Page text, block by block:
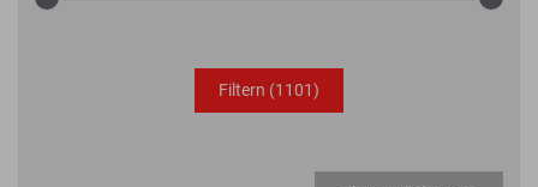
Filtern (1101)